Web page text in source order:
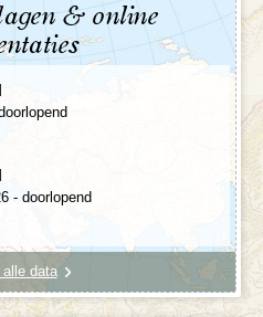
& online
- doorlopend
data